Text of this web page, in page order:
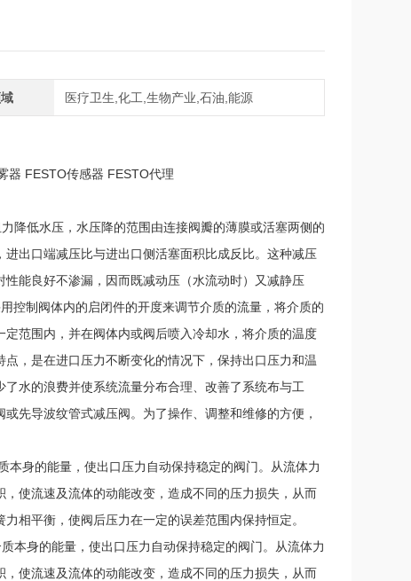
医疗卫生,化工,生物产业,石油,能源
器 FESTO传感器 FESTO代理
降低水压，水压降的范围由连接阀瓣的薄膜或活塞两侧的
出口端减压比与进出口侧活塞面积比成反比。这种减压
能良好不渗漏，因而既减动压（水流动时）又减静压
控制阀体内的启闭件的开度来调节介质的流量，将介质的
范围内，并在阀体内或阀后喷入冷却水，将介质的温度
，是在进口压力不断变化的情况下，保持出口压力和温
水的浪费并使系统流量分布合理、改善了系统布与工
先导波纹管式减压阀。为了操作、调整和维修的方便，
身的能量，使出口压力自动保持稳定的阀门。从流体力
使流速及流体的动能改变，造成不同的压力损失，从而
相平衡，使阀后压力在一定的误差范围内保持恒定。
本身的能量，使出口压力自动保持稳定的阀门。从流体力
使流速及流体的动能改变，造成不同的压力损失，从而